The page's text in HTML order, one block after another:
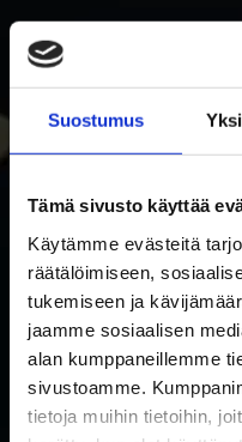
Suostumus
Tämä sivusto käyttää
Käytämme evästeitä
räätälöimiseen,
tukemiseen ja
jaamme sosiaalisen
alan kumppaneillemme
sivustoamme.
tietoja muihin tietoihin,
SUBSCRIBE TO
Subscribe to our
new products and special
Privacy
policy*
I accept the use of my
privacy policy.*
Email